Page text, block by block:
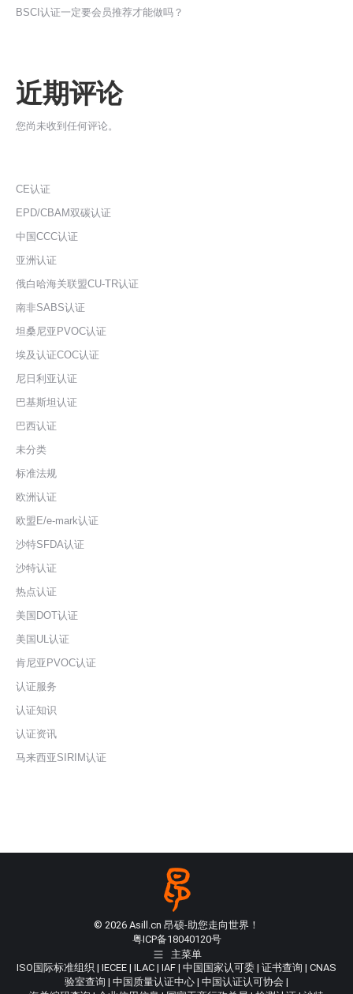
BSCI认证一定要会员推荐才能做吗？
近期评论
您尚未收到任何评论。
CE认证
EPD/CBAM双碳认证
中国CCC认证
亚洲认证
俄白哈海关联盟CU-TR认证
南非SABS认证
坦桑尼亚PVOC认证
埃及认证COC认证
尼日利亚认证
巴基斯坦认证
巴西认证
未分类
标准法规
欧洲认证
欧盟E/e-mark认证
沙特SFDA认证
沙特认证
热点认证
美国DOT认证
美国UL认证
肯尼亚PVOC认证
认证服务
认证知识
认证资讯
马来西亚SIRIM认证
© 2026 Asill.cn 昂硕-助您走向世界！
粤ICP备18040120号
主菜单
ISO国际标准组织 | IECEE | ILAC | IAF | 中国国家认可委 | 证书查询 | CNAS
验室查询 | 中国质量认证中心 | 中国认证认可协会 |